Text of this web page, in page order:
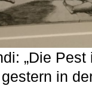
„Die Pest
in